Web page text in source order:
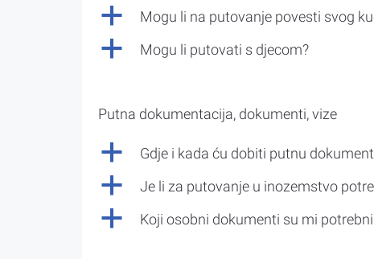
a Mogu li na putovanje povesti svog
a Mogu li putovati s djecom?
Putna dokumentacija, dokumenti, vize
a Gdje i kada ću dobiti putnu
a Je li za putovanje u inozemstvo
a Koji osobni dokumenti su mi